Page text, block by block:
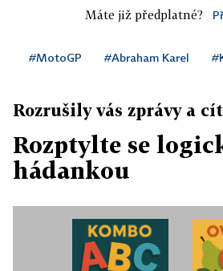
Máte již předplatné?
#MotoGP #Abraham Karel
Rozrušily vás zprávy a
Rozptylte se
hádankou